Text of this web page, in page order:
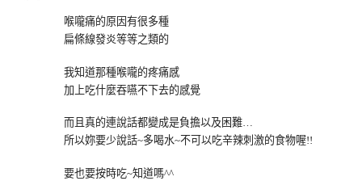
喉嚨痛的原因有很多種
扁條線發炎等等之類的
我知道那種喉嚨的疼痛感
加上吃什麼吞嚥不下去的感覺
而且真的連說話都變成是負擔以及困難…
所以妳要少說話~多喝水~不可以吃辛辣刺激的食物喔!!
要也要按時吃~知道嗎^^